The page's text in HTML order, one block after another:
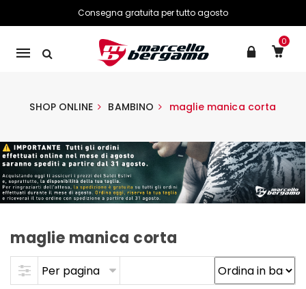
Consegna gratuita per tutto agosto
Mobile
0
SHOP ONLINE BAMBINO maglie manica corta
Skip to content
maglie manica corta
Per pagina